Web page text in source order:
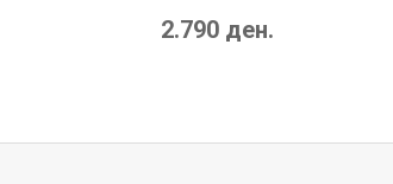
2.790 ден.